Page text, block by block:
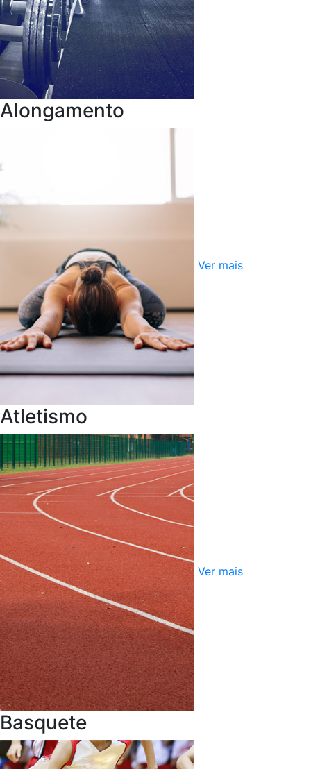
Alongamento
Ver mais
Atletismo
Ver mais
Basquete